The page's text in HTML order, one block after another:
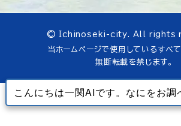
© Ichinoseki-city. All rights
当ホームページで使用しているすべ
無断転載を禁じます。